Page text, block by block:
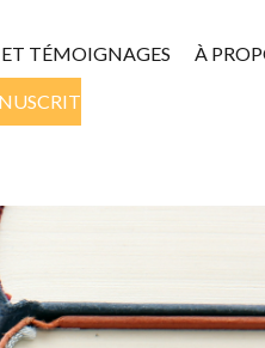
TÉMOIGNAGES À